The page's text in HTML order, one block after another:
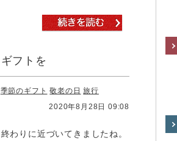
フトを
季節のギフト 敬老の日 旅行
2020年8月28日 09:08
わりに近づいてきましたね。